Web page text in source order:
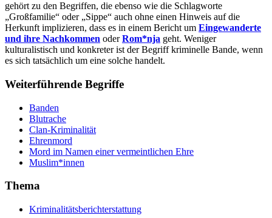
gehört zu den Begriffen, die ebenso wie die Schlagworte
„Großfamilie“ oder „Sippe“ auch ohne einen Hinweis auf die
Herkunft implizieren, dass es in einem Bericht um Eingewanderte
und ihre Nachkommen oderRom*nja geht. Weniger
kulturalistisch und konkreter ist der Begriff kriminelle Bande, wenn
es sich tatsächlich um eine solche handelt.
Weiterführende Begriffe
Banden
Blutrache
Clan-Kriminalität
Ehrenmord
Mord im Namen einer vermeintlichen Ehre
Muslim*innen
Thema
Kriminalitätsberichterstattung